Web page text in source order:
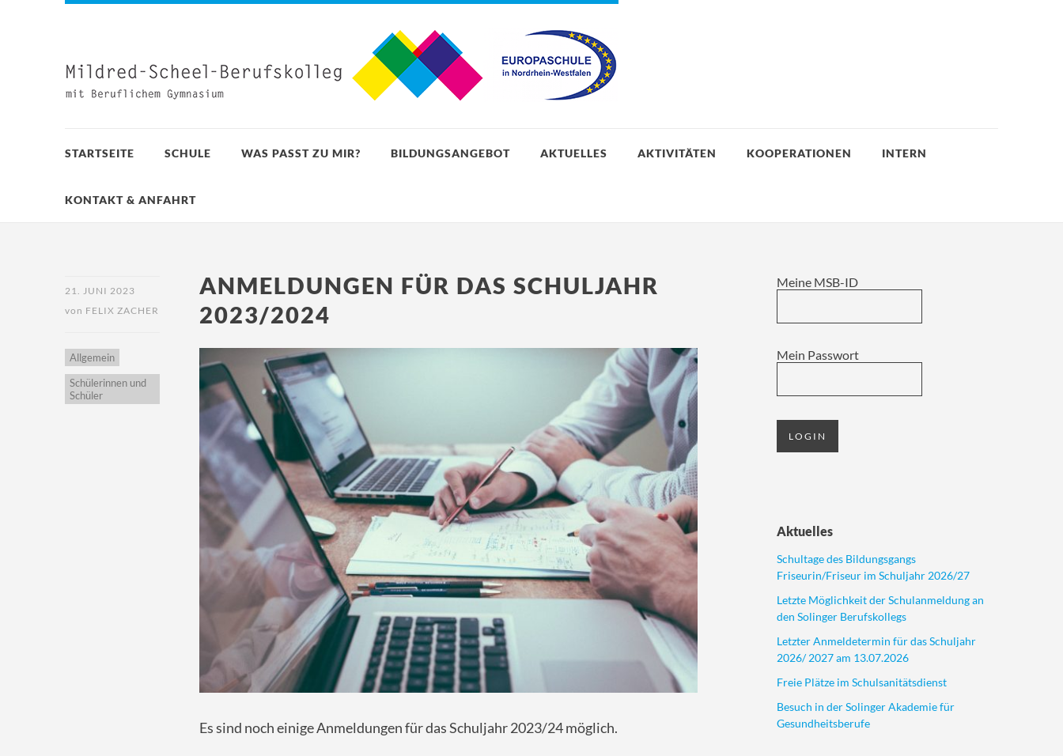
STARTSEITE SCHULE WAS PASST ZU MIR? BILDUNGSANGEBOT AKTUELLES AKTIVITÄTEN KOOPERATIONEN INTERN
KONTAKT & ANFAHRT
21. JUNI 2023
von FELIX ZACHER
Allgemein
Schülerinnen und
Schüler
ANMELDUNGEN FÜR DAS SCHULJAHR
2023/2024
Es sind noch einige Anmeldungen für das Schuljahr 2023/24 möglich.
Meine MSB-ID
Mein Passwort
Aktuelles
Schultage des Bildungsgangs
Friseurin/Friseur im Schuljahr 2026/27
Letzte Möglichkeit der Schulanmeldung an
den Solinger Berufskollegs
Letzter Anmeldetermin für das Schuljahr
2026/ 2027 am 13.07.2026
Freie Plätze im Schulsanitätsdienst
Besuch in der Solinger Akademie für
Gesundheitsberufe